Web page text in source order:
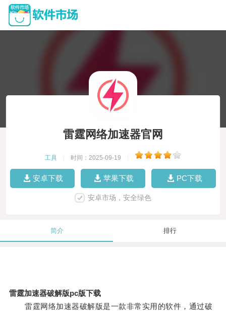
雷霆网络加速器官网
工具 时间：2025-09-19
安卓下载 苹果下载 PC下载
安卓市场，安全绿色
简介 排行
雷霆加速器破解版pc版下载
雷霆网络加速器破解版是一款非常实用的软件，通过破